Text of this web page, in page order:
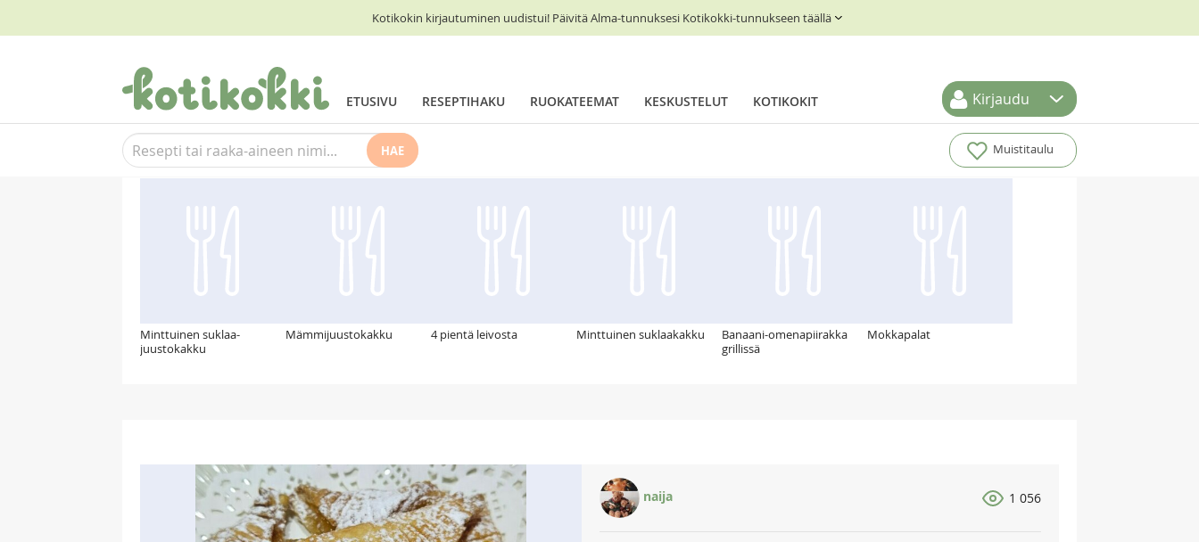
Kotikokin kirjautuminen uudistui! Päivitä Alma-tunnuksesi Kotikokki-tunnukseen täällä
ETUSIVU RESEPTIHAKU RUOKATEEMAT KESKUSTELUT KOTIKOKIT Kirjaudu
HAE Muistitaulu
Suosittelemme myös
Minttuinen suklaa-
juustokakku
Mämmijuustokakku 4 pientä leivosta Minttuinen suklaakakku
Banaani-omenapiirakka
grillissä
Mokkapalat
naija 1 056